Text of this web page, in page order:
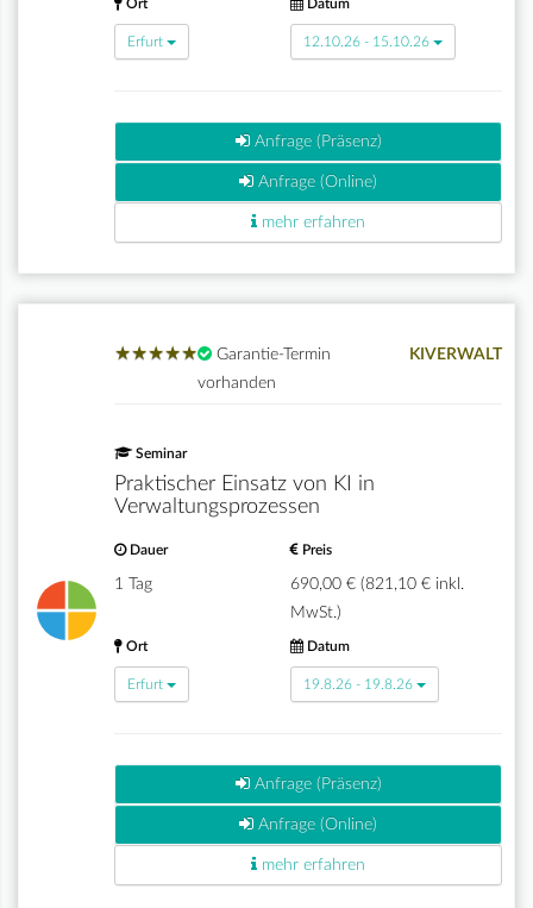
Ort
Erfurt
Datum
12.10.26 - 15.10.26
Anfrage (Präsenz)
Anfrage (Online)
mehr erfahren
★★★★★
★★★★★
Garantie-Termin
vorhanden
KIVERWALT
Seminar
Praktischer Einsatz von KI in
Verwaltungsprozessen
Dauer
1 Tag
Preis
690,00 € (821,10 € inkl.
MwSt.)
Ort
Erfurt
Datum
19.8.26 - 19.8.26
Anfrage (Präsenz)
Anfrage (Online)
mehr erfahren